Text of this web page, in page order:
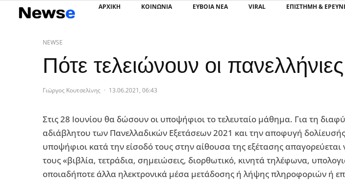
ΑΡΧΙΚΗ ΚΟΙΝΩΝΙΑ ΕΥΒΟΙΑ ΝΕΑ VIRAL ΕΠΙΣΤΉΜΗ &
NEWSE
Πότε τελειώνουν οι
Γιώργος Κουτσελίνης · 13.06.2021, 06:43
Στις 28 Ιουνίου θα δώσουν οι υποψήφιοι το τελευταίο μάθημα. Για τη
αδιάβλητου των Πανελλαδικών Εξετάσεων 2021 και την αποφυγή
υποψήφιοι κατά την είσοδό τους στην αίθουσα της εξέτασης
τους «βιβλία, τετράδια, σημειώσεις, διορθωτικό, κινητά τηλέφωνα,
οποιαδήποτε άλλα ηλεκτρονικά μέσα μετάδοσης ή λήψης πληροφοριών ή